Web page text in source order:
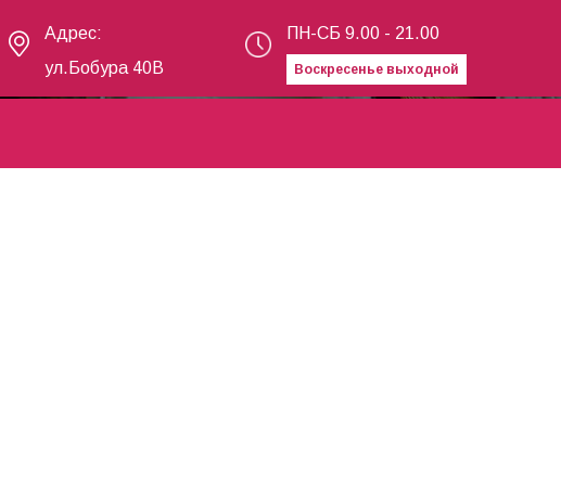
ПН-СБ 9.00 - 21.00
Воскресенье выходной
Адрес:
ул.Бобура 40В